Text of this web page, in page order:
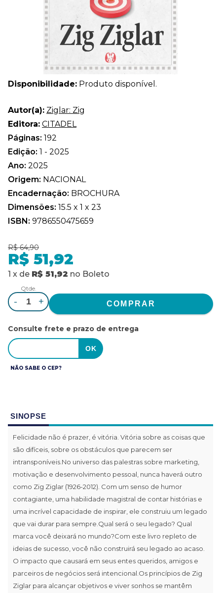
Disponibilidade: Produto disponível.
Autor(a): Ziglar: Zig
Editora: CITADEL
Páginas: 192
Edição: 1 - 2025
Ano: 2025
Origem: NACIONAL
Encadernação: BROCHURA
Dimensões: 15.5 x 1 x 23
ISBN: 9786550475659
R$ 64,90
R$ 51,92
1 x de R$ 51,92 no Boleto
Qtde.
- +
Consulte frete e prazo de entrega
NÃO SABE O CEP?
SINOPSE
Felicidade não é prazer, é vitória. Vitória sobre as coisas que
são difíceis, sobre os obstáculos que parecem ser
intransponíveis.No universo das palestras sobre marketing,
motivação e desenvolvimento pessoal, nunca haverá outro
como Zig Ziglar (1926-2012). Com um senso de humor
contagiante, uma habilidade magistral de contar histórias e
uma incrível capacidade de inspirar, ele construiu um legado
que vai durar para sempre.Qual será o seu legado? Qual
marca você deixará no mundo?Com este livro repleto de
ideias de sucesso, você não construirá seu legado ao acaso.
O impacto que causará em seus entes queridos, amigos e
parceiros de negócios será intencional.Os princípios de Zig
Ziglar para alcançar objetivos e viver sonhos se mantêm